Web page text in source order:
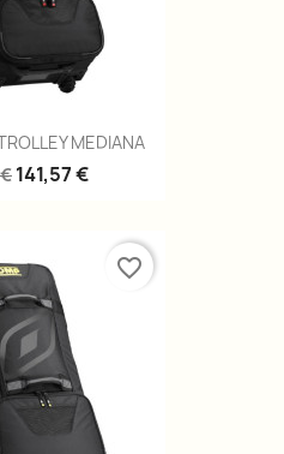
MEDIANA
141,57 €
favorite_border